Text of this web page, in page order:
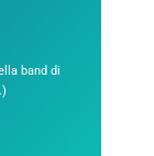
band di